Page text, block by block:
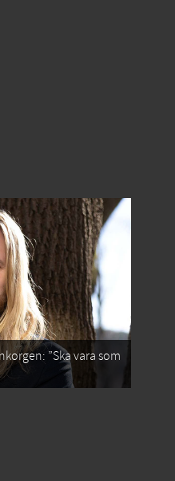
”Ska vara som